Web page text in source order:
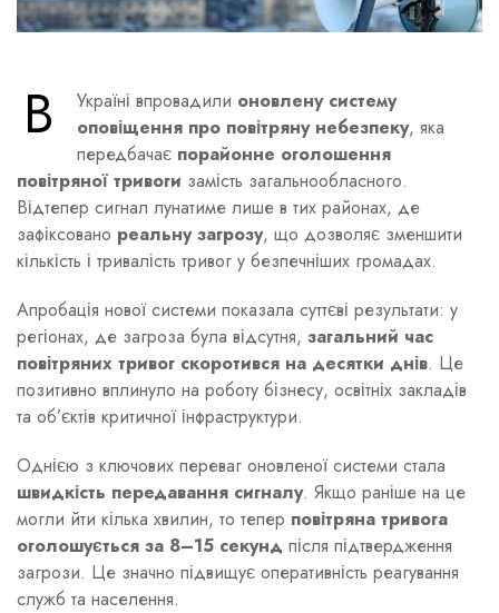
В Україні впровадили оновлену систему
оповіщення про повітряну небезпеку, яка
передбачає порайонне оголошення
повітряної тривоги замість загальнообласного.
Відтепер сигнал лунатиме лише в тих районах, де
зафіксовано реальну загрозу, що дозволяє зменшити
кількість і тривалість тривог у безпечніших громадах.
Апробація нової системи показала суттєві результати: у
регіонах, де загроза була відсутня, загальний час
повітряних тривог скоротився на десятки днів. Це
позитивно вплинуло на роботу бізнесу, освітніх закладів
та об’єктів критичної інфраструктури.
Однією з ключових переваг оновленої системи стала
швидкість передавання сигналу. Якщо раніше на це
могли йти кілька хвилин, то тепер повітряна тривога
оголошується за 8–15 секунд після підтвердження
загрози. Це значно підвищує оперативність реагування
служб та населення.